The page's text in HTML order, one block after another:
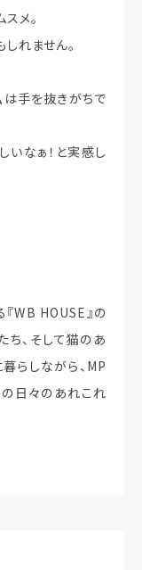
メ。
れません。
は手を抜きがちで
なぁ！と実感し
WB HOUSE』の
、そして猫のあ
らしながら、MP
日々のあれこれ